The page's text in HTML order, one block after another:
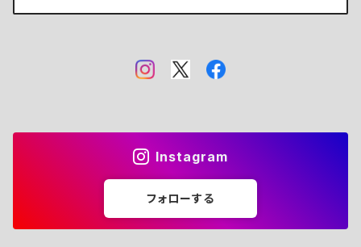
Instagram
フォローする